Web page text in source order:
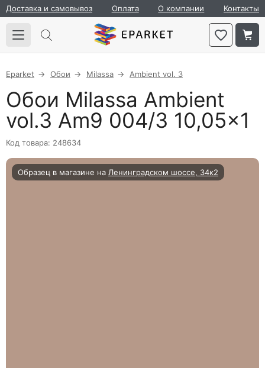
Доставка и самовывоз Оплата О компании Контакты
Eparket Обои Milassa Ambient vol. 3
Обои Milassa Ambient
vol.3 Am9 004/3 10,05×1
Код товара: 248634
Образец в магазине на Ленинградском шоссе, 34к2